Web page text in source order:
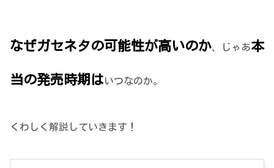
なぜガセネタの可能性が高いのか、じゃあ本
当の発売時期はいつなのか。
くわしく解説していきます！